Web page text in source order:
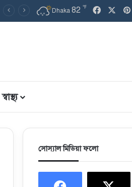
Dhaka 82 ℉ Facebook
স্বাস্থ্য
সোস্যাল মিডিয়া ফলো